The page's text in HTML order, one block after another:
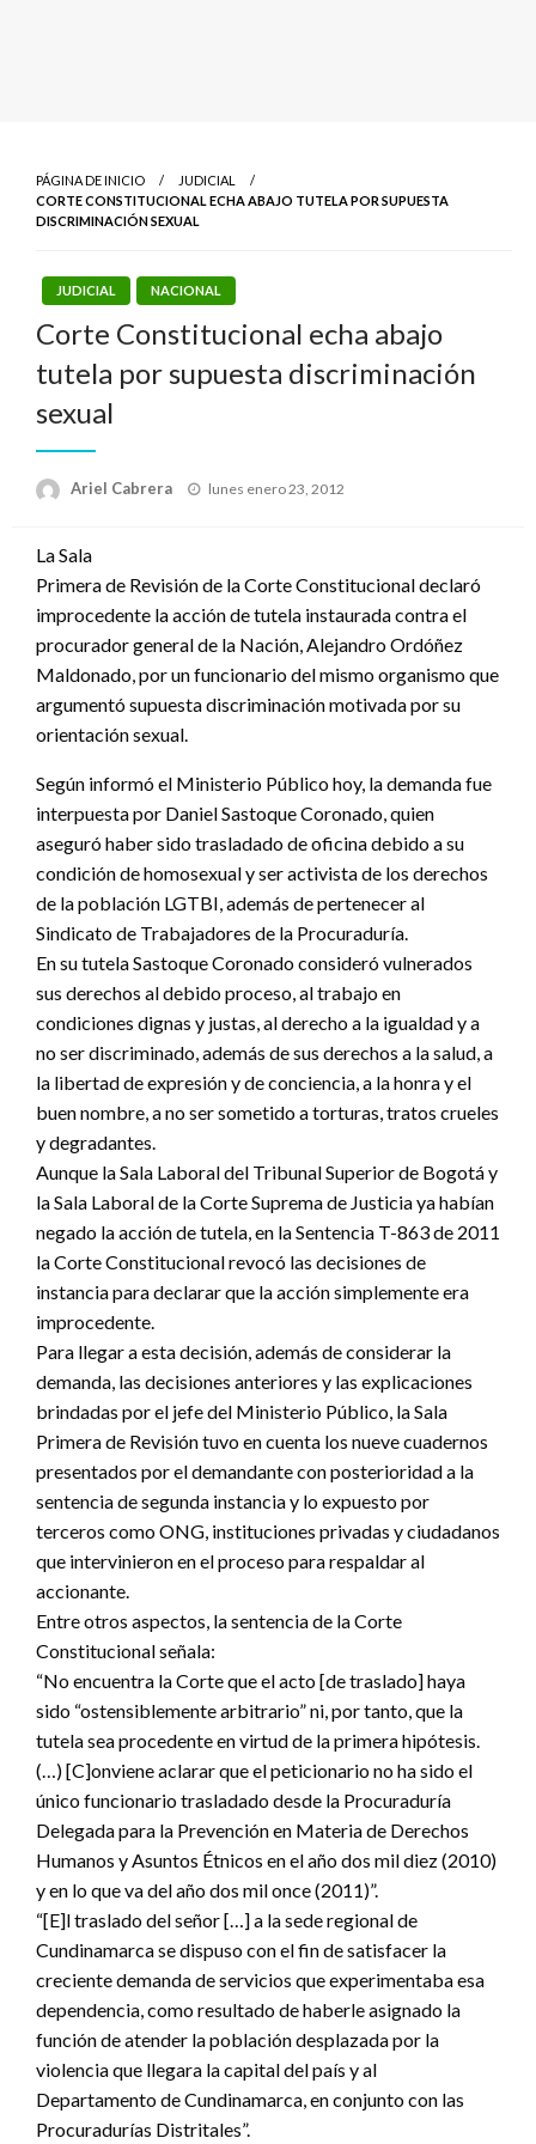
PÁGINA DE INICIO
JUDICIAL
CORTE CONSTITUCIONAL ECHA ABAJO TUTELA POR SUPUESTA
DISCRIMINACIÓN SEXUAL
JUDICIAL NACIONAL
Corte Constitucional echa abajo
tutela por supuesta discriminación
sexual
Ariel Cabrera
Publicado
lunes enero 23, 2012
La Sala
Primera de Revisión de la Corte Constitucional declaró
improcedente la acción de tutela instaurada contra el
procurador general de la Nación, Alejandro Ordóñez
Maldonado, por un funcionario del mismo organismo que
argumentó supuesta discriminación motivada por su
orientación sexual.
Según informó el Ministerio Público hoy, la demanda fue
interpuesta por Daniel Sastoque Coronado, quien
aseguró haber sido trasladado de oficina debido a su
condición de homosexual y ser activista de los derechos
de la población LGTBI, además de pertenecer al
Sindicato de Trabajadores de la Procuraduría.
En su tutela Sastoque Coronado consideró vulnerados
sus derechos al debido proceso, al trabajo en
condiciones dignas y justas, al derecho a la igualdad y a
no ser discriminado, además de sus derechos a la salud, a
la libertad de expresión y de conciencia, a la honra y el
buen nombre, a no ser sometido a torturas, tratos crueles
y degradantes.
Aunque la Sala Laboral del Tribunal Superior de Bogotá y
la Sala Laboral de la Corte Suprema de Justicia ya habían
negado la acción de tutela, en la Sentencia T-863 de 2011
la Corte Constitucional revocó las decisiones de
instancia para declarar que la acción simplemente era
improcedente.
Para llegar a esta decisión, además de considerar la
demanda, las decisiones anteriores y las explicaciones
brindadas por el jefe del Ministerio Público, la Sala
Primera de Revisión tuvo en cuenta los nueve cuadernos
presentados por el demandante con posterioridad a la
sentencia de segunda instancia y lo expuesto por
terceros como ONG, instituciones privadas y ciudadanos
que intervinieron en el proceso para respaldar al
accionante.
Entre otros aspectos, la sentencia de la Corte
Constitucional señala:
“No encuentra la Corte que el acto [de traslado] haya
sido “ostensiblemente arbitrario” ni, por tanto, que la
tutela sea procedente en virtud de la primera hipótesis.
(…) [C]onviene aclarar que el peticionario no ha sido el
único funcionario trasladado desde la Procuraduría
Delegada para la Prevención en Materia de Derechos
Humanos y Asuntos Étnicos en el año dos mil diez (2010)
y en lo que va del año dos mil once (2011)”.
“[E]l traslado del señor […] a la sede regional de
Cundinamarca se dispuso con el fin de satisfacer la
creciente demanda de servicios que experimentaba esa
dependencia, como resultado de haberle asignado la
función de atender la población desplazada por la
violencia que llegara la capital del país y al
Departamento de Cundinamarca, en conjunto con las
Procuradurías Distritales”.